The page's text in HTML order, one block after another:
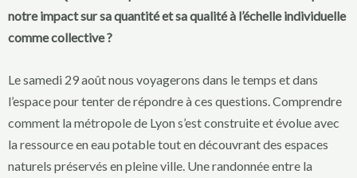
notre impact sur sa quantité et sa qualité à l’échelle individuelle
comme collective ?
Le samedi 29 août nous voyagerons dans le temps et dans
l’espace pour tenter de répondre à ces questions. Comprendre
comment la métropole de Lyon s’est construite et évolue avec
la ressource en eau potable tout en découvrant des espaces
naturels préservés en pleine ville. Une randonnée entre la